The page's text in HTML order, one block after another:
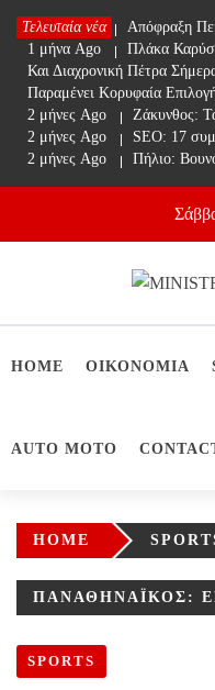
Skip
content
Τελευταία νέα
1 μήνα Ago
Απόφραξη
1 μήνα Ago
Πλάκα
Και Διαχρονική Πέτρα
Παραμένει Κορυφαία
2 μήνες Ago
Ζάκυνθος:
2 μήνες Ago
SEO: 17
2 μήνες Ago
Πήλιο:
HOME ΟΙΚΟΝΟΜΙΑ
AUTO MOTO
HOME
ΠΑΝΑΘΗΝΑΪΚΌΣ:
SPORTS